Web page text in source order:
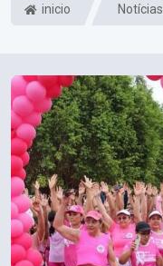
inicio Notícias